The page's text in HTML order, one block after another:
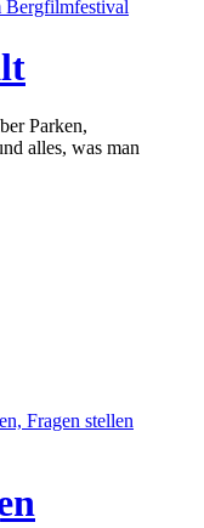
Parken,
alles, was man